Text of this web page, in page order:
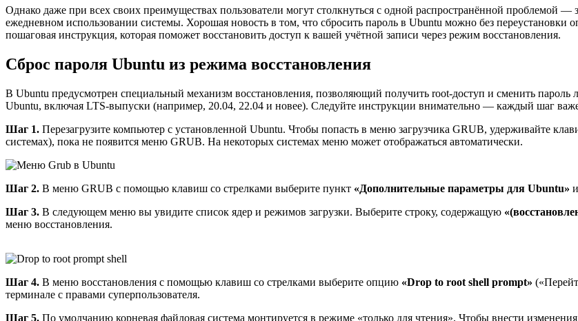
Однако даже при всех своих преимуществах пользователи могут столкнуться с одной распространённой проблемой
ежедневном использовании системы. Хорошая новость в том, что сбросить пароль в Ubuntu можно без
пошаговая инструкция, которая поможет восстановить доступ к вашей учётной записи через режим восстановления.
Сброс пароля Ubuntu из режима восстановления
В Ubuntu предусмотрен специальный механизм восстановления, позволяющий получить root-доступ и сменить пароль
Ubuntu, включая LTS-выпуски (например, 20.04, 22.04 и новее). Следуйте инструкции внимательно — каждый шаг
Шаг 1. Перезагрузите компьютер с установленной Ubuntu. Чтобы попасть в меню загрузчика GRUB, удерживайте
системах), пока не появится меню GRUB. На некоторых системах меню может отображаться автоматически.
Шаг 2. В меню GRUB с помощью клавиш со стрелками выберите пункт «Дополнительные параметры для Ubuntu»
Шаг 3. В следующем меню вы увидите список ядер и режимов загрузки. Выберите строку, содержащую
меню восстановления.
Шаг 4. В меню восстановления с помощью клавиш со стрелками выберите опцию «Drop to root shell prompt»
терминале с правами суперпользователя.
Шаг 5. По умолчанию корневая файловая система монтируется в режиме «только для чтения». Чтобы внести